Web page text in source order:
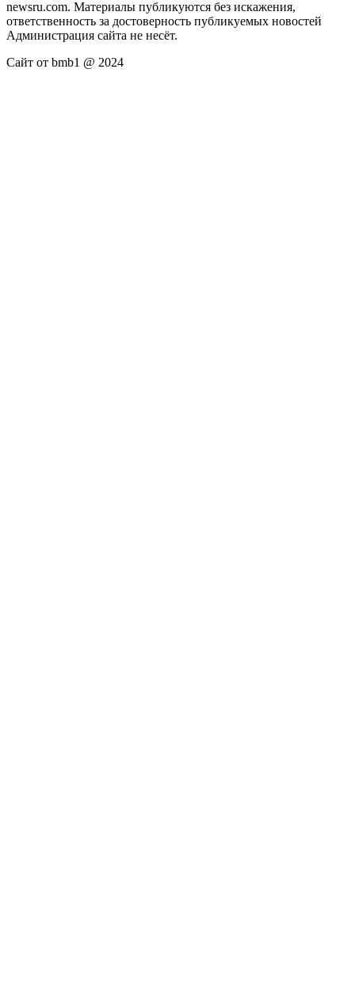
newsru.com. Материалы публикуются без искажения,
ответственность за достоверность публикуемых новостей
Администрация сайта не несёт.
Сайт от bmb1 @ 2024